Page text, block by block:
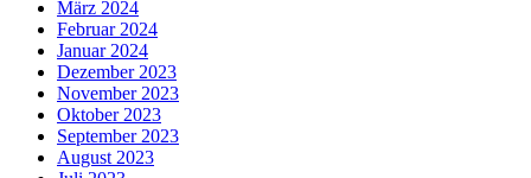
März 2024
Februar 2024
Januar 2024
Dezember 2023
November 2023
Oktober 2023
September 2023
August 2023